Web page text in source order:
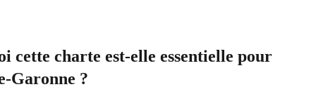
cette charte est-elle essentielle pour
Garonne ?